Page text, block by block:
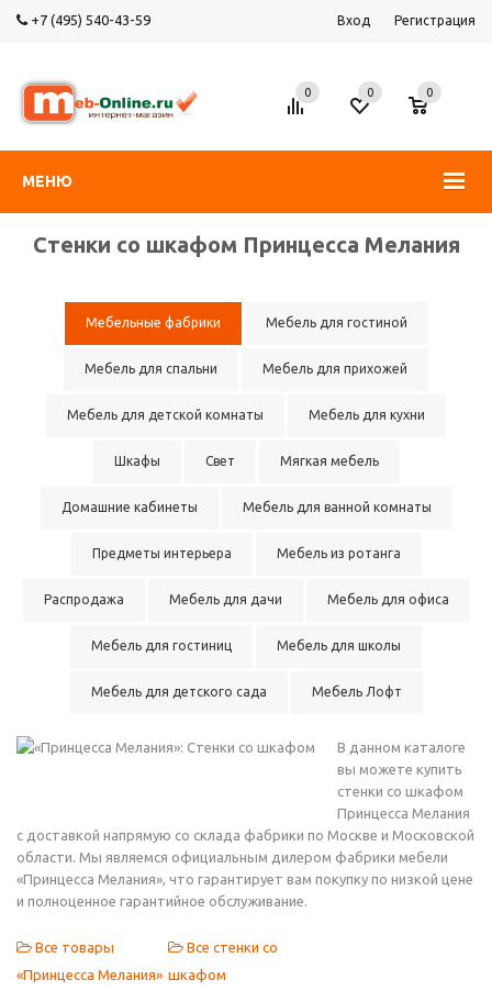
+7 (495) 540-43-59 Вход Регистрация
МЕНЮ
0 0
0
Стенки со шкафом Принцесса Мелания
Мебельные фабрики Мебель для гостиной
Мебель для спальни Мебель для прихожей
Мебель для детской комнаты Мебель для кухни
Шкафы Свет Мягкая мебель
Домашние кабинеты Мебель для ванной комнаты
Предметы интерьера Мебель из ротанга
Распродажа Мебель для дачи Мебель для офиса
Мебель для гостиниц Мебель для школы
Мебель для детского сада Мебель Лофт
В данном каталоге
вы можете купить
стенки со шкафом
Принцесса Мелания
с доставкой напрямую со склада фабрики по Москве и Московской
области. Мы являемся официальным дилером фабрики мебели
«Принцесса Мелания», что гарантирует вам покупку по низкой цене
и полноценное гарантийное обслуживание.
Все товары
«Принцесса Мелания»
Все стенки со
шкафом